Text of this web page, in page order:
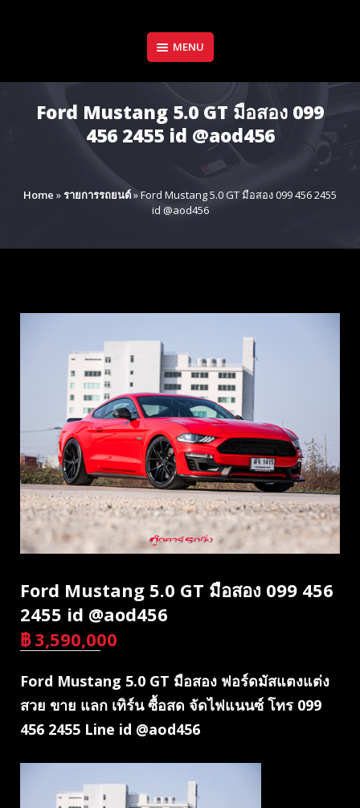
MENU
Ford Mustang 5.0 GT มือสอง 099
456 2455 id @aod456
Home »รายการรถยนต์»Ford Mustang 5.0 GT มือสอง 099 456 2455
id @aod456
Ford Mustang 5.0 GT มือสอง 099 456
2455 id @aod456
฿ 3,590,000
Ford Mustang 5.0 GT มือสอง ฟอร์ดมัสแตงแต่ง
สวย ขาย แลก เทิร์น ซื้อสด จัดไฟแนนซ์ โทร 099
456 2455 Line id @aod456